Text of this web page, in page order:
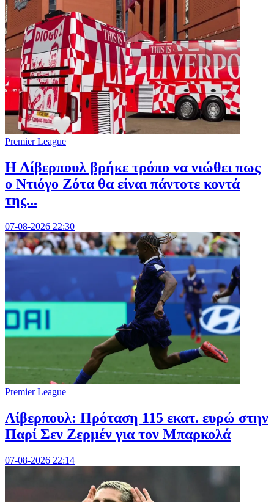
Premier League
Η Λίβερπουλ βρήκε τρόπο να νιώθει πως
ο Ντιόγο Ζότα θα είναι πάντοτε κοντά
της...
07-08-2026 22:30
Premier League
Λίβερπουλ: Πρόταση 115 εκατ. ευρώ στην
Παρί Σεν Ζερμέν για τον Μπαρκολά
07-08-2026 22:14